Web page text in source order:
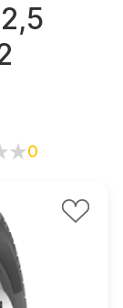
0